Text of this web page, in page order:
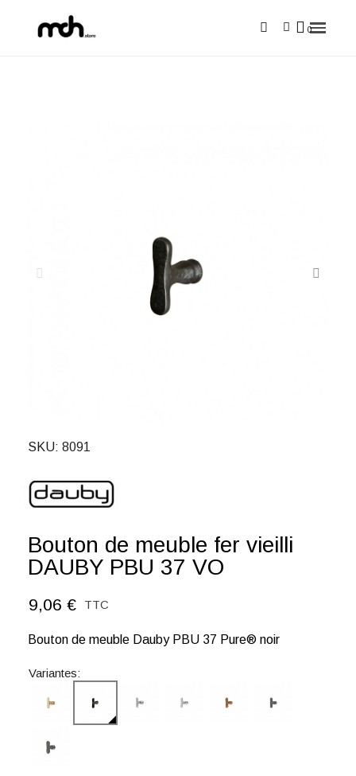
SKU 8091
Bouton de meuble fer vieilli
DAUBY PBU 37 VO
9,06 € TTC
Bouton de meuble Dauby PBU 37 Pure® noir
Variantes: